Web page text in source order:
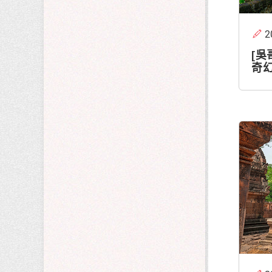
[吳
奇